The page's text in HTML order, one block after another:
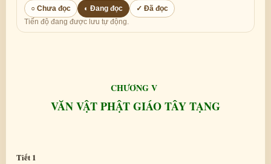
○ Chưa đọc
◐ Đang đọc
✓ Đã đọc
Tiến độ đang được lưu tự động.
CHƯƠNG V
VĂN VẬT PHẬT GIÁO TÂY TẠNG
Tiết 1